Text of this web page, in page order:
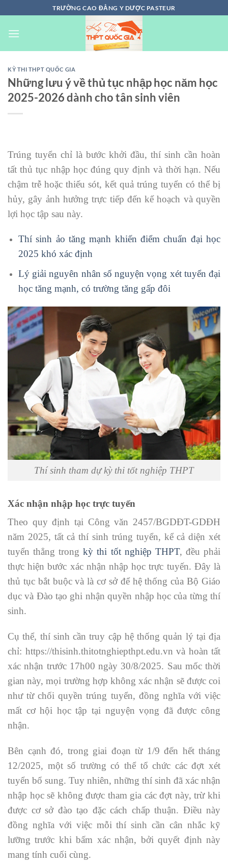
đến
nội
TRƯỜNG CAO ĐẲNG Y DƯỢC PASTEUR
KỲ THI THPT QUỐC GIA
Những lưu ý về thủ tục nhập học năm học
2025-2026 dành cho tân sinh viên
Trúng tuyển chỉ là bước khởi đầu, thí sinh cần hoàn
tất thủ tục nhập học đúng quy định và thời hạn. Nếu
chậm trễ hoặc thiếu sót, kết quả trúng tuyển có thể bị
hủy, gây ảnh hưởng trực tiếp đến kế hoạch và quyền
lợi học tập sau này.
Thí sinh ảo tăng mạnh khiến điểm chuẩn đại học
2025 khó xác định
Lý giải nguyên nhân số nguyện vọng xét tuyển đại
học tăng mạnh, có trường tăng gấp đôi
Thí sinh tham dự kỳ thi tốt nghiệp THPT
Xác nhận nhập học trực tuyến
Theo quy định tại Công văn 2457/BGDĐT-GDĐH
năm 2025, tất cả thí sinh trúng tuyển, kể cả diện xét
tuyển thẳng trongkỳ thi tốt nghiệp THPT, đều phải
thực hiện bước xác nhận nhập học trực tuyến. Đây là
thủ tục bắt buộc và là cơ sở để hệ thống của Bộ Giáo
dục và Đào tạo ghi nhận quyền nhập học của từng thí
sinh.
Cụ thể, thí sinh cần truy cập hệ thống quản lý tại địa
chỉ: https://thisinh.thitotnghiepthpt.edu.vn và hoàn tất
xác nhận trước 17h00 ngày 30/8/2025. Sau mốc thời
gian này, mọi trường hợp không xác nhận sẽ được coi
như từ chối quyền trúng tuyển, đồng nghĩa với việc
mất cơ hội học tập tại nguyện vọng đã được công
nhận.
Bên cạnh đó, trong giai đoạn từ 1/9 đến hết tháng
12/2025, một số trường có thể tổ chức các đợt xét
tuyển bổ sung. Tuy nhiên, những thí sinh đã xác nhận
nhập học sẽ không được tham gia các đợt này, trừ khi
được cơ sở đào tạo đặc cách chấp thuận. Điều này
đồng nghĩa với việc mỗi thí sinh cần cân nhắc kỹ
lưỡng trước khi bấm xác nhận, bởi quyết định này
mang tính cuối cùng.